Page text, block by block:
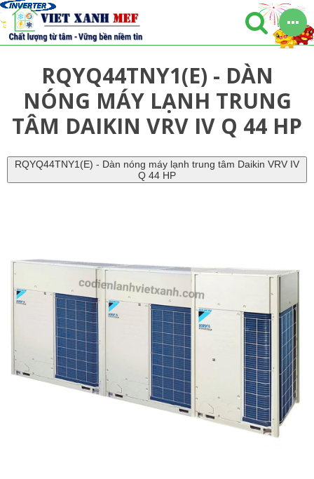
RQYQ44TNY1(E) - DÀN
NÓNG MÁY LẠNH TRUNG
TÂM DAIKIN VRV IV Q 44 HP
RQYQ44TNY1(E) - Dàn nóng máy lạnh trung tâm Daikin VRV IV
Q 44 HP